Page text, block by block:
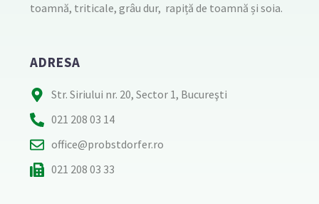
toamnă, triticale, grâu dur, rapiță de toamnă și soia.
ADRESA
Str. Siriului nr. 20, Sector 1, Bucureşti
021 208 03 14
office@probstdorfer.ro
021 208 03 33